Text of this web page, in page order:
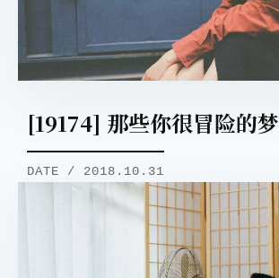
[19174] 那些你很冒险的梦
DATE / 2018.10.31